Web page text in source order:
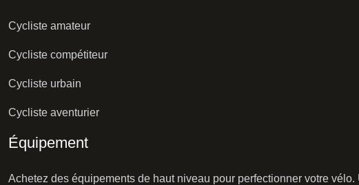
Cycliste amateur
Cycliste compétiteur
Cycliste urbain
Cycliste aventurier
Équipement
Achetez des équipements de haut niveau pour perfectionner votre